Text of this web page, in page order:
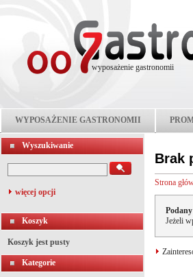
wyposażenie gastronomii
WYPOSAŻENIE GASTRONOMII
Wyszukiwanie
więcej opcji
Koszyk
Koszyk jest pusty
Kategorie
Brak
Strona
Jeżeli